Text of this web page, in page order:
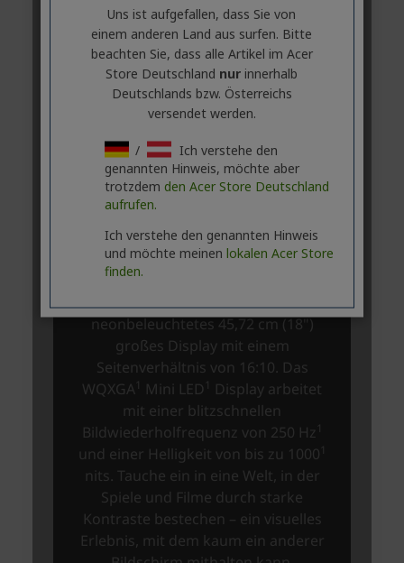
Uns ist aufgefallen, dass Sie von
einem anderen Land aus surfen. Bitte
beachten Sie, dass alle Artikel im Acer
Store Deutschland nur innerhalb
Deutschlands bzw. Österreichs
versendet werden.
/
Ich verstehe den
genannten Hinweis, möchte aber
trotzdem den Acer Store Deutschland
aufrufen.
Ich verstehe den genannten Hinweis
und möchte meinen lokalen Acer Store
finden.